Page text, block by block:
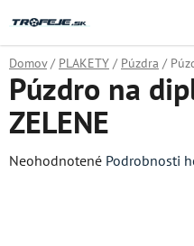
na
obsah
Domov / PLAKETY / Púzdra /
Púzdro na
ZELENE
Priemerné
Neohodnotené Podrobnosti